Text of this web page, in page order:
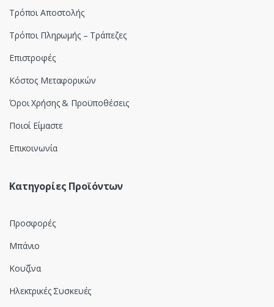
Τρόποι Αποστολής
Τρόποι Πληρωμής – Τράπεζες
Επιστροφές
Κόστος Μεταφορικών
Όροι Χρήσης & Προϋποθέσεις
Ποιοί Είμαστε
Επικοινωνία
Κατηγορίες Προϊόντων
Προσφορές
Μπάνιο
Κουζίνα
Ηλεκτρικές Συσκευές